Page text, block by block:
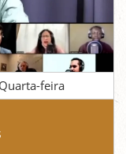
Quarta-feira